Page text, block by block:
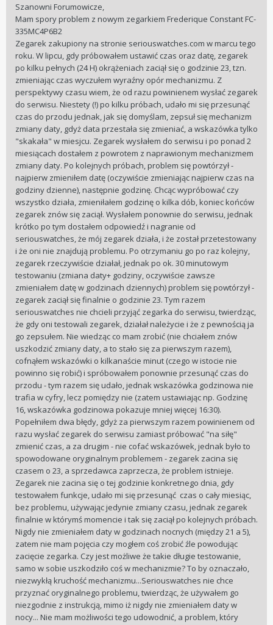
Szanowni Forumowicze,
Mam spory problem z nowym zegarkiem Frederique Constant FC-
335MC4P6B2
Zegarek zakupiony na stronie seriouswatches.com w marcu tego
roku. W lipcu, gdy próbowałem ustawić czas oraz datę, zegarek
po kilku pełnych (24 H) okrążeniach zaciął się o godzinie 23, tzn.
zmieniając czas wyczułem wyraźny opór mechanizmu. Z
perspektywy czasu wiem, że od razu powinienem wysłać zegarek
do serwisu. Niestety (!) po kilku próbach, udało mi się przesunąć
czas do przodu jednak, jak się domyślam, zepsuł się mechanizm
zmiany daty, gdyż data przestała się zmieniać, a wskazówka tylko
"skakała" w miesjcu. Zegarek wysłałem do serwisu i po ponad 2
miesiącach dostałem z powrotem z naprawionym mechanizmem
zmiany daty. Po kolejnych próbach, problem się powtórzył -
najpierw zmieniłem datę (oczywiście zmieniając najpierw czas na
godziny dzienne), następnie godzinę. Chcąc wypróbować czy
wszystko działa, zmieniłałem godzinę o kilka dób, koniec końców
zegarek znów się zaciął. Wysłałem ponownie do serwisu, jednak
krótko po tym dostałem odpowiedź i nagranie od
seriouswatches, że mój zegarek działa, i że został przetestowany
i że oni nie znajdują problemu. Po otrzymaniu go po raz kolejny,
zegarek rzeczywiście działał, jednak po ok. 30 minutowym
testowaniu (zmiana daty+ godziny, oczywiście zawsze
zmieniałem datę w godzinach dziennych) problem się powtórzył -
zegarek zaciął się finalnie o godzinie 23. Tym razem
seriouswatches nie chcieli przyjąć zegarka do serwisu, twierdząc,
że gdy oni testowali zegarek, działał należycie i że z pewnością ja
go zepsułem. Nie wiedząc co mam zrobić (nie chciałem znów
uszkodzić zmiany daty, a to stało się za pierwszym razem),
cofnąłem wskazówki o kilkanaście minut (czego w istocie nie
powinno się robić) i spróbowałem ponownie przesunąć czas do
przodu - tym razem się udało, jednak wskazówka godzinowa nie
trafia w cyfry, lecz pomiędzy nie (zatem ustawiając np. Godzinę
16, wskazówka godzinowa pokazuje mniej więcej 16:30).
Popełniłem dwa błędy, gdyż za pierwszym razem powinienem od
razu wysłać zegarek do serwisu zamiast próbować "na siłę"
zmienić czas, a za drugim - nie cofać wskazówek, jednak było to
spowodowane oryginalnym problemem - zegarek zacina się
czasem o 23, a sprzedawca zaprzecza, że problem istnieje.
Zegarek nie zacina się o tej godzinie konkretnego dnia, gdy
testowałem funkcje, udało mi się przesunąć czas o cały miesiąc,
bez problemu, używając jedynie zmiany czasu, jednak zegarek
finalnie w którymś momencie i tak się zaciął po kolejnych próbach.
Nigdy nie zmieniałem daty w godzinach nocnych (między 21 a 5),
zatem nie mam pojęcia czy mogłem coś zrobić źle powodując
zacięcie zegarka. Czy jest możliwe że takie długie testowanie,
samo w sobie uszkodziło coś w mechanizmie? To by oznaczało,
niezwykłą kruchość mechanizmu...Seriouswatches nie chce
przyznać oryginalnego problemu, twierdząc, że używałem go
niezgodnie z instrukcją, mimo iż nigdy nie zmieniałem daty w
nocy... Nie mam możliwości tego udowodnić, a problem, który